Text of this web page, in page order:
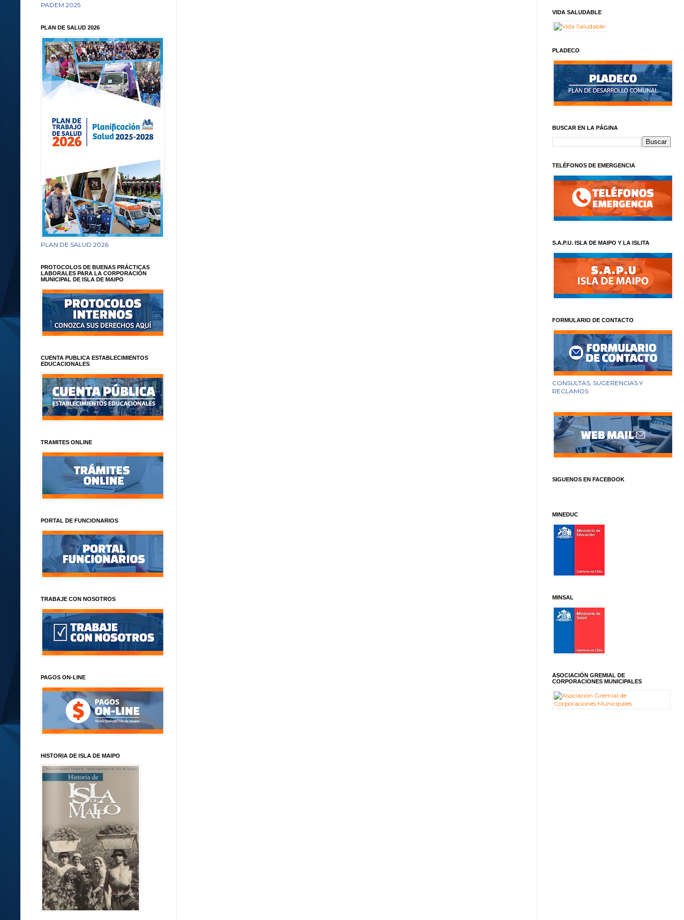
PADEM 2025
PLAN DE SALUD 2026
PLAN DE SALUD 2026
PROTOCOLOS DE BUENAS PRÁCTICAS
LABORALES PARA LA CORPORACIÓN
MUNICIPAL DE ISLA DE MAIPO
CUENTA PUBLICA ESTABLECIMIENTOS
EDUCACIONALES
TRAMITES ONLINE
PORTAL DE FUNCIONARIOS
TRABAJE CON NOSOTROS
PAGOS ON-LINE
HISTORIA DE ISLA DE MAIPO
VIDA SALUDABLE
PLADECO
BUSCAR EN LA PÁGINA
TELÉFONOS DE EMERGENCIA
S.A.P.U. ISLA DE MAIPO Y LA ISLITA
FORMULARIO DE CONTACTO
CONSULTAS, SUGERENCIAS Y
RECLAMOS
SIGUENOS EN FACEBOOK
MINEDUC
MINSAL
ASOCIACIÓN GREMIAL DE
CORPORACIONES MUNICIPALES